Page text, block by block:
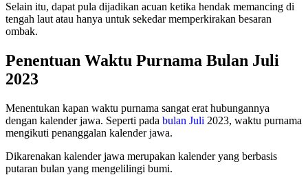
Selain itu, dapat pula dijadikan acuan ketika hendak memancing di
tengah laut atau hanya untuk sekedar memperkirakan besaran
ombak.
Penentuan Waktu Purnama Bulan Juli
2023
Menentukan kapan waktu purnama sangat erat hubungannya
dengan kalender jawa. Seperti pada bulan Juli 2023, waktu purnama
mengikuti penanggalan kalender jawa.
Dikarenakan kalender jawa merupakan kalender yang berbasis
putaran bulan yang mengelilingi bumi.